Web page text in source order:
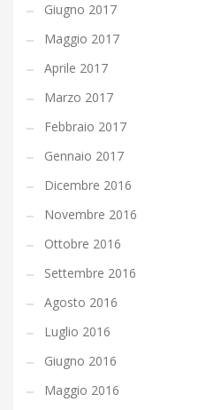
Giugno 2017
Maggio 2017
Aprile 2017
Marzo 2017
Febbraio 2017
Gennaio 2017
Dicembre 2016
Novembre 2016
Ottobre 2016
Settembre 2016
Agosto 2016
Luglio 2016
Giugno 2016
Maggio 2016